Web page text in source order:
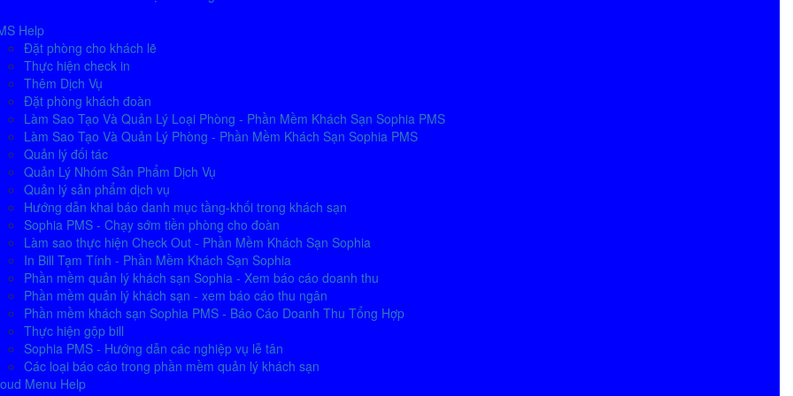
Help
Đặt phòng cho khách lẽ
Thực hiện check in
Thêm Dịch Vụ
Đặt phòng khách đoàn
Làm Sao Tạo Và Quản Lý Loại Phòng - Phần Mềm Khách Sạn Sophia PMS
Làm Sao Tạo Và Quản Lý Phòng - Phần Mềm Khách Sạn Sophia PMS
Quản lý đối tác
Quản Lý Nhóm Sản Phẩm Dịch Vụ
Quản lý sản phẩm dịch vụ
Hướng dẫn khai báo danh mục tầng-khối trong khách sạn
Sophia PMS - Chạy sớm tiền phòng cho đoàn
Làm sao thực hiện Check Out - Phần Mềm Khách Sạn Sophia
In Bill Tạm Tính - Phần Mềm Khách Sạn Sophia
Phần mềm quản lý khách sạn Sophia - Xem báo cáo doanh thu
Phần mềm quản lý khách sạn - xem báo cáo thu ngân
Phần mềm khách sạn Sophia PMS - Báo Cáo Doanh Thu Tổng Hợp
Thực hiện gộp bill
Sophia PMS - Hướng dẫn các nghiệp vụ lễ tân
Các loại báo cáo trong phần mềm quản lý khách sạn
Menu Help